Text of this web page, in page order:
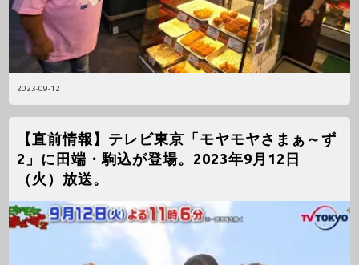
2023-09-12
【直前情報】テレビ東京「モヤモヤさまぁ～ず
2」に田端・駒込が登場。2023年9月12日
（火）放送。